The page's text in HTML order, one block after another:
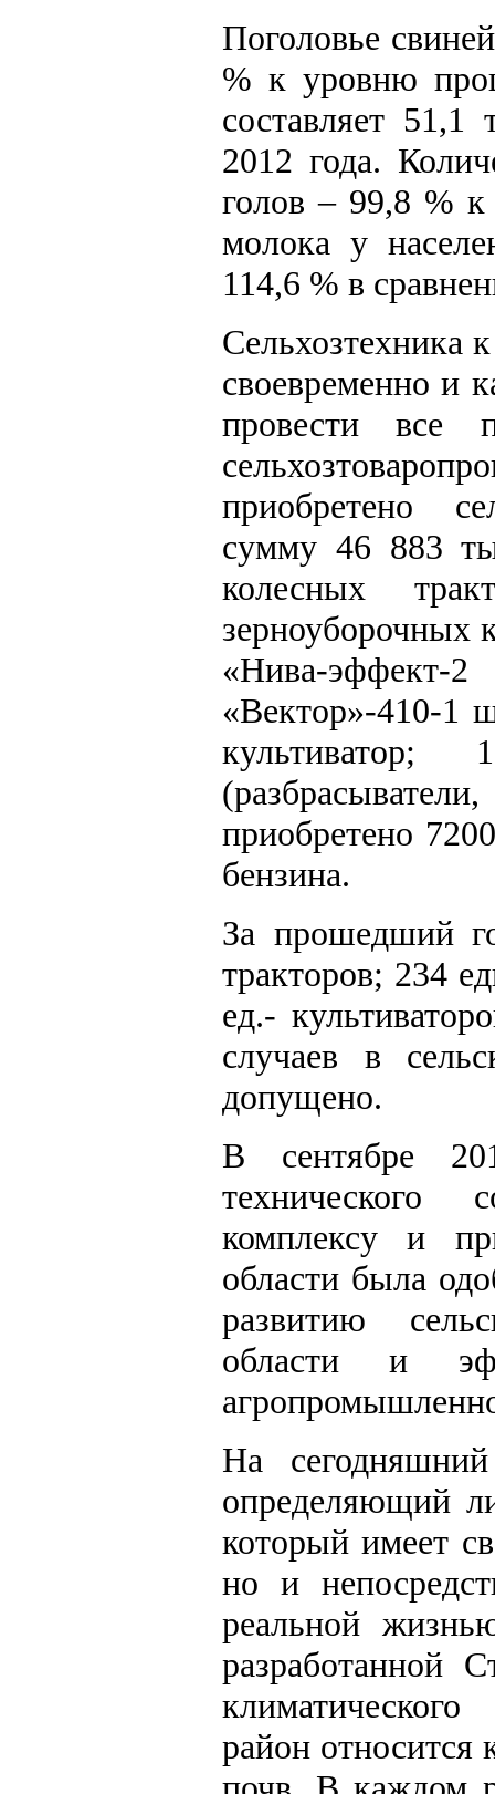
Поголовье
% к уровню
составляет
2012 года.
голов – 99,8 %
молока у
114,6 % в
Сельхозтехника
своевременно и
провести все
приобретено
сумму 46 883
колесных
зерноуборочных
«Нива-
«Вектор»-410-1
приобретено
бензина.
За прошедший
тракторов; 234
ед.-
случаев в
допущено.
В сентябре
технического
комплексу и
области была
развитию
области и
На
определяющий
который имеет
но и
реальной
разработанной
район относится